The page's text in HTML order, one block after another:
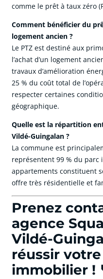
comme le prêt à taux zéro
Comment bénéficier du
logement ancien ?
Le PTZ est destiné aux
l’achat d’un logement
travaux d’amélioration
25 % du coût total de
respecter certaines
géographique.
Quelle est la répartition
Vildé-Guingalan ?
La commune est
représentent 99 % du
appartements constituent
offre très résidentielle et
Prenez
agence
Vildé-
réussir
immobilier !